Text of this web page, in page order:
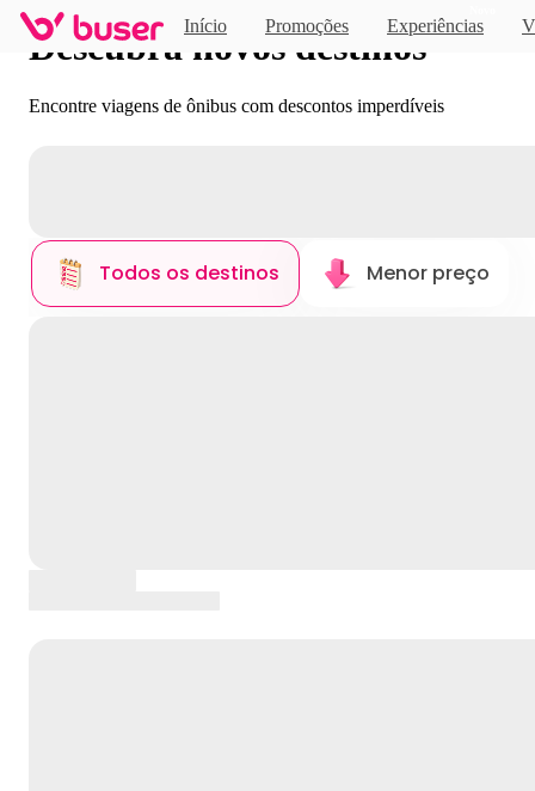
Início Promoções Experiências
Descubra novos destinos
Encontre viagens de ônibus com descontos imperdíveis
Todos os destinos Menor preço